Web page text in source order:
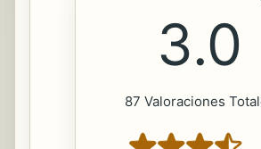
3.0
87 Valoraciones